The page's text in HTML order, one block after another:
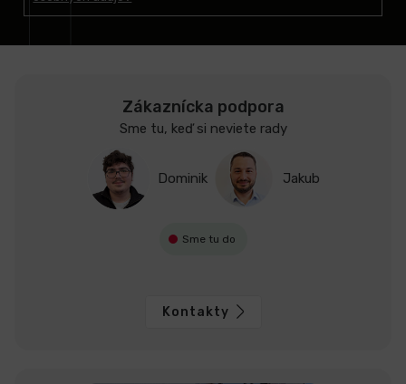
Zákaznícka podpora
Sme tu, keď si neviete rady
Dominik Jakub
Sme tu do
Kontakty